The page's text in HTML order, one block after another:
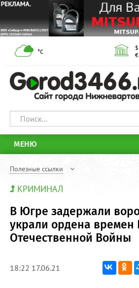
°С
МЕНЮ
Полезные ссылки
КРИМИНАЛ
В Югре задержали
украли ордена времен
Отечественной Войны
18:22 17.06.21